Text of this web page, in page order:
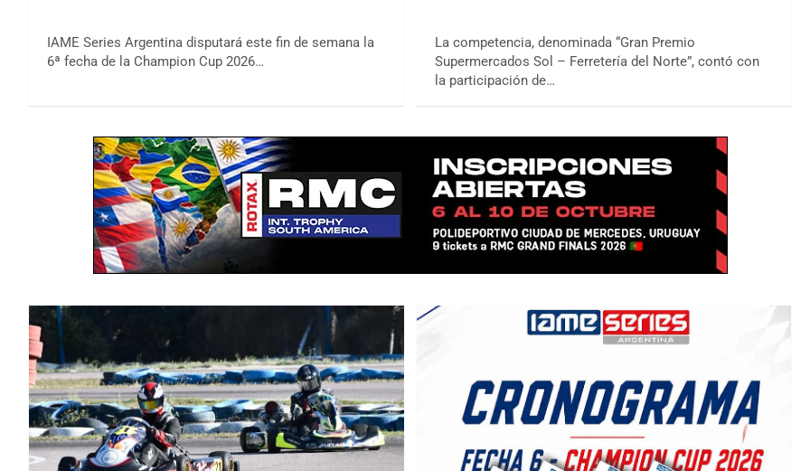
IAME Series Argentina disputará este fin de semana la
6ª fecha de la Champion Cup 2026…
La competencia, denominada “Gran Premio
Supermercados Sol – Ferretería del Norte”, contó con
la participación de…